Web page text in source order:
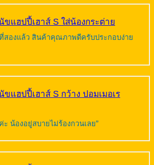
ขแฮปปี้เฮาส์ S ใส่น้องกระต่าย
สองแล้ว สินค้าคุณภาพดีครับประกอบง่าย
ขแฮปปี้เฮาส์ S กว้าง ปอมเมอเร
ะ น้องอยู่สบายไม่ร้องกวนเลย”